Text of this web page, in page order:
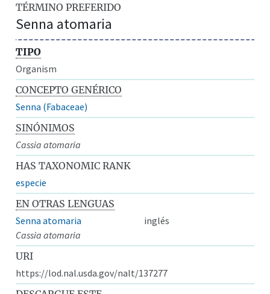
TÉRMINO PREFERIDO
Senna atomaria
TIPO
Organism
CONCEPTO GENÉRICO
Senna (Fabaceae)
SINÓNIMOS
Cassia atomaria
HAS TAXONOMIC RANK
especie
EN OTRAS LENGUAS
Senna atomaria
inglés
Cassia atomaria
URI
https://lod.nal.usda.gov/nalt/137277